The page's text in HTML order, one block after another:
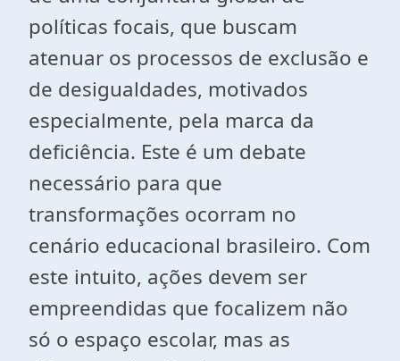
políticas focais, que buscam
atenuar os processos de exclusão e
de desigualdades, motivados
especialmente, pela marca da
deficiência. Este é um debate
necessário para que
transformações ocorram no
cenário educacional brasileiro. Com
este intuito, ações devem ser
empreendidas que focalizem não
só o espaço escolar, mas as